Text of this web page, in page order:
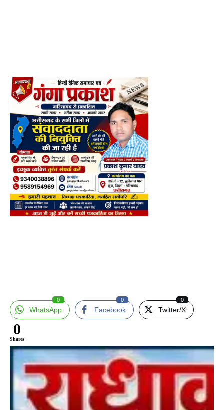
WhatsApp
0
Facebook
0
Twitter/X
0
0
Shares